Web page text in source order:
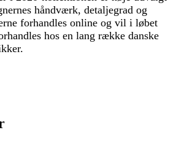
håndværk, detaljegrad og
forhandles online og vil i løbet
hos en lang række danske